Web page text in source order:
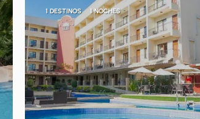
1 DESTINOS 1 NOCHES